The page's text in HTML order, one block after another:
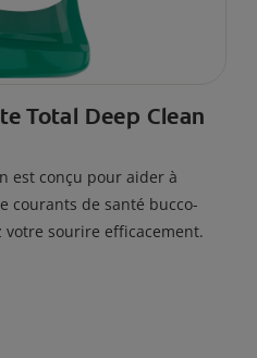
Total Deep Clean
est conçu pour aider à
courants de santé bucco-
votre sourire efficacement.